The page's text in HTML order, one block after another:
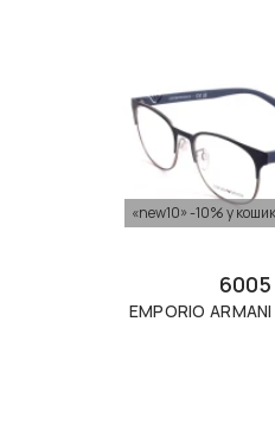
«new10» -10% у
6005
EMPORIO